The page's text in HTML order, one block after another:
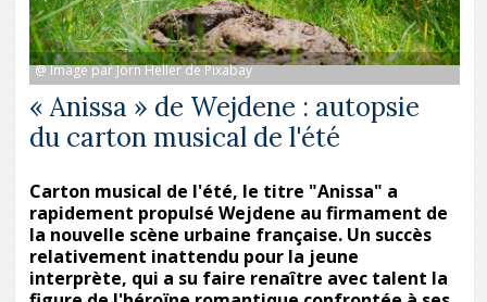
@ Image par Jörn Heller de Pixabay
« Anissa » de Wejdene : autopsie
du carton musical de l'été
Carton musical de l'été, le titre "Anissa" a
rapidement propulsé Wejdene au firmament de
la nouvelle scène urbaine française. Un succès
relativement inattendu pour la jeune
interprète, qui a su faire renaître avec talent la